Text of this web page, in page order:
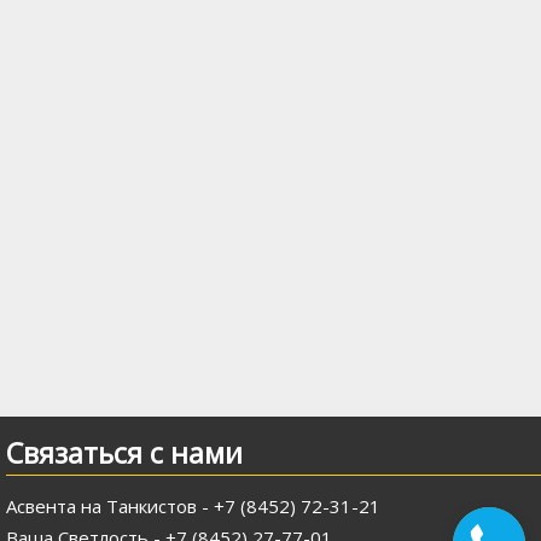
Связаться с нами
Асвента на Танкистов - +7 (8452) 72-31-21